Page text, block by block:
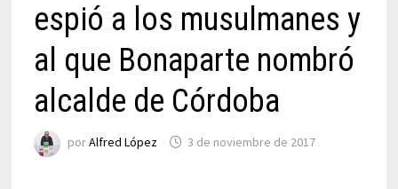
espió a los musulmanes y
al que Bonaparte nombró
alcalde de Córdoba
porAlfred López 3 de noviembre de 2017